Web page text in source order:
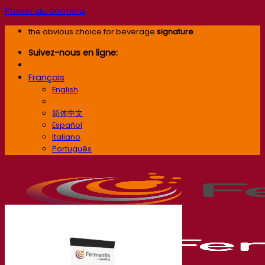
Passer au contenu
the obvious choice for beverage signature
Suivez-nous en ligne:
Français
English
简体中文
Español
Italiano
Português